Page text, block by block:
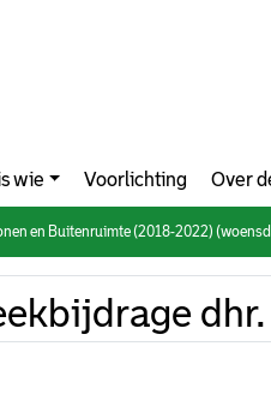
wie Voorlichting Over
Buitenruimte (2018-2022) (woensdag 27 oktober
dhr.